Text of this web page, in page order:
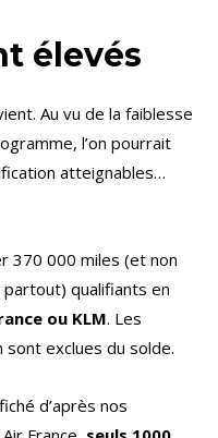
élevés
Au vu de la faiblesse
l’on pourrait
atteignables…
370 000 miles (et non
qualifiants en
ou KLM. Les
sont exclues du solde.
d’après nos